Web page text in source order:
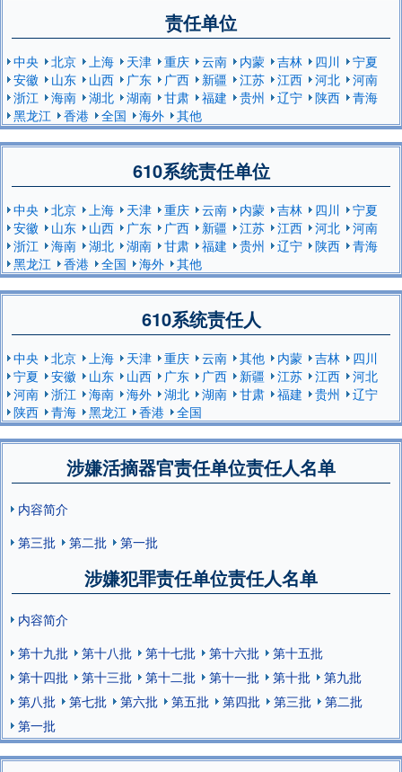
责任单位
中央 北京 上海 天津 重庆 云南 内蒙 吉林 四川
宁夏
安徽
山东 山西 广东 广西 新疆 江苏 江西 河北
河南
浙江
海南 湖北 湖南 甘肃 福建 贵州 辽宁 陕西
青海
黑龙江
香港 全国 海外 其他
610系统责任单位
中央 北京 上海 天津 重庆 云南 内蒙 吉林 四川
宁夏
安徽
山东 山西 广东 广西 新疆 江苏 江西 河北
河南
浙江
海南 湖北 湖南 甘肃 福建 贵州 辽宁 陕西
青海
黑龙江
香港 全国 海外 其他
610系统责任人
中央 北京 上海 天津 重庆 云南 其他 内蒙 吉林
四川
宁夏
安徽 山东 山西 广东 广西 新疆 江苏 江西
河北
河南
浙江 海南 海外 湖北 湖南 甘肃 福建 贵州
辽宁
陕西
青海 黑龙江 香港 全国
涉嫌活摘器官责任单位责任人名单
内容简介
第三批
第二批 第一批
涉嫌犯罪责任单位责任人名单
内容简介
第十九批
第十八批 第十七批 第十六批
第十五批
第十四批
第十三批 第十二批 第十一批 第十批
第九批
第八批
第七批 第六批 第五批 第四批 第三批
第二批
第一批